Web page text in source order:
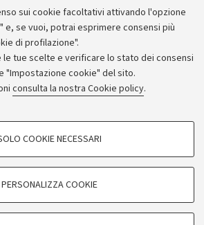
sui cookie facoltativi attivando l'opzione
e, se vuoi, potrai esprimere consensi più
di profilazione".
tue scelte e verificare lo stato dei consensi
"Impostazione cookie" del sito.
consulta la nostra Cookie policy.
- FACOLTATIVI
COOKIE NECESSARI
PERSONALIZZA COOKIE
Archivio
Comunicati stampa
Redazione
Rassegna stampa
MATER STUDIORUM - Università di
33 - 40126 Bologna - PI: 01131710376 -